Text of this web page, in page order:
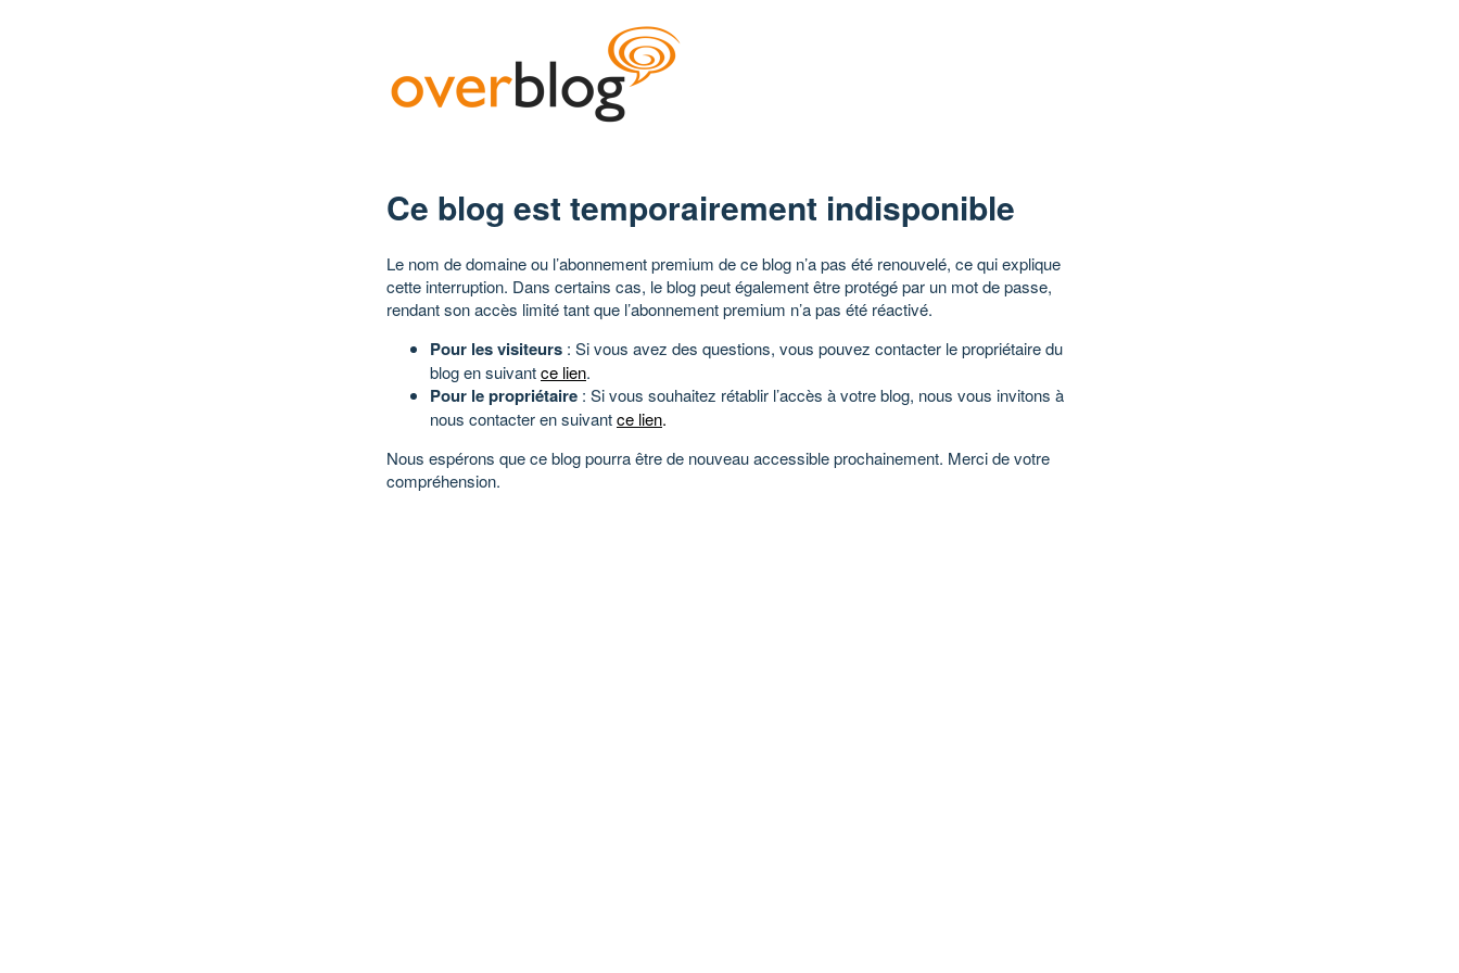
Ce blog est temporairement indisponible
Le nom de domaine ou l’abonnement premium de ce blog n’a pas été renouvelé, ce qui explique
cette interruption. Dans certains cas, le blog peut également être protégé par un mot de passe,
rendant son accès limité tant que l’abonnement premium n’a pas été réactivé.
Pour les visiteurs : Si vous avez des questions, vous pouvez contacter le propriétaire du
blog en suivantce lien.
Pour le propriétaire : Si vous souhaitez rétablir l’accès à votre blog, nous vous invitons à
nous contacter en suivantce lien.
Nous espérons que ce blog pourra être de nouveau accessible prochainement. Merci de votre
compréhension.